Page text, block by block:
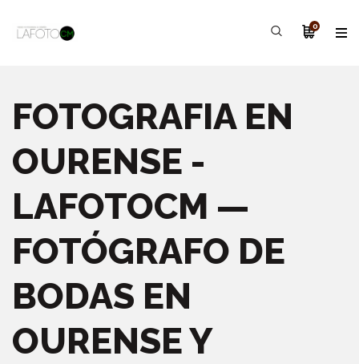
0
FOTOGRAFIA EN
OURENSE -
LAFOTOCM —
FOTÓGRAFO DE
BODAS EN
OURENSE Y